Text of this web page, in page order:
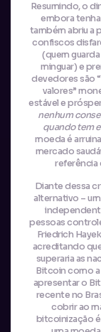
Resumindo, o
embora
também abriu a
confiscos
(quem
minguar) e
devedores são
valores”
estável e
nenhum
quando tem
moeda é
mercado
referência
Diante dessa
alternativo –
pessoas
Friedrich
acreditando
superaria as
Bitcoin como a
apresentar o
recente no
cobrir ao
bitcoinização é